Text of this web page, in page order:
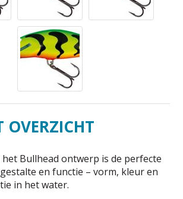
OVERZICHT
Bullhead ontwerp is de perfecte
en functie – vorm, kleur en
in het water.